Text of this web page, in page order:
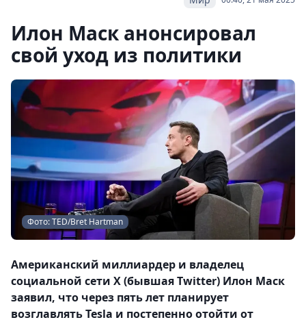
Илон Маск анонсировал
свой уход из политики
Фото: TED/Bret Hartman
Американский миллиардер и владелец
социальной сети X (бывшая Twitter) Илон Маск
заявил, что через пять лет планирует
возглавлять Tesla и постепенно отойти от